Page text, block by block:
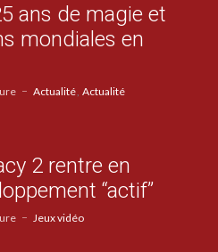
ans de magie et
mondiales en
Actualité Actualité
2 rentre en
“actif”
Jeux vidéo